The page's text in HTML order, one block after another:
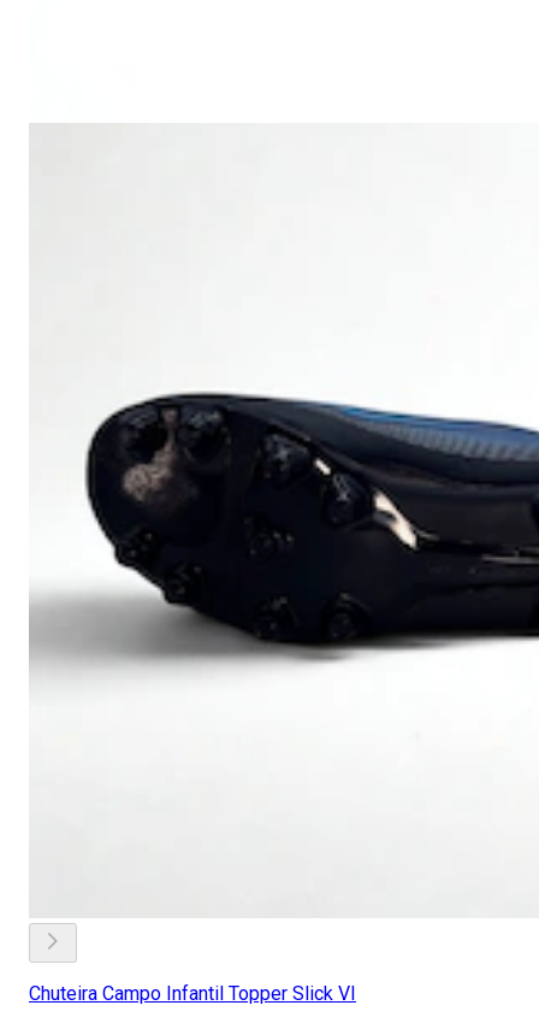
Chuteira Campo Infantil Topper Slick VI